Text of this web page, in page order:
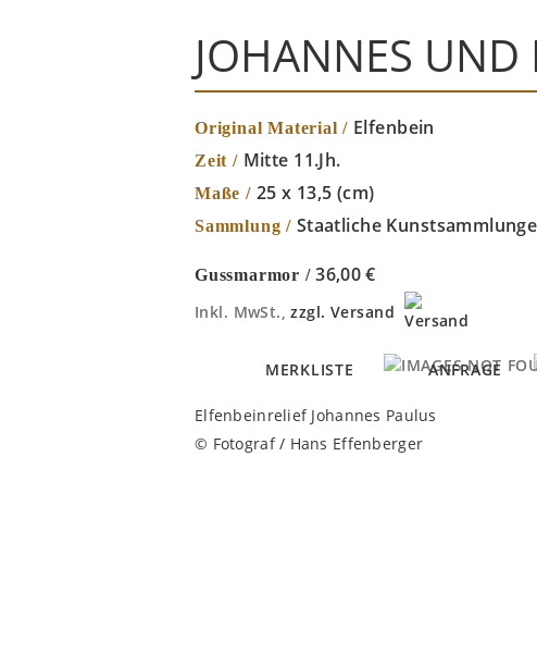
JOHANNES UND
Original Material / Elfenbein
Zeit / Mitte 11.Jh.
Maße / 25 x 13,5 (cm)
Sammlung / Staatliche
Gussmarmor /36,00 €
Inkl. MwSt., zzgl. Versand
MERKLISTE ANFRAGE
Elfenbeinrelief Johannes Paulus
© Fotograf / Hans Effenberger